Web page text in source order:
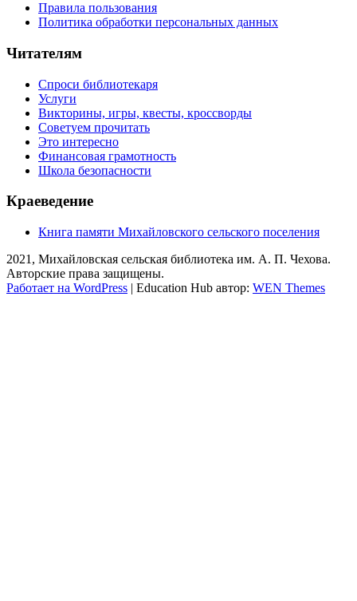
Правила пользования
Политика обработки персональных данных
Читателям
Спроси библиотекаря
Услуги
Викторины, игры, квесты, кроссворды
Советуем прочитать
Это интересно
Финансовая грамотность
Школа безопасности
Краеведение
Книга памяти Михайловского сельского поселения
2021, Михайловская сельская библиотека им. А. П. Чехова.
Авторские права защищены.
Работает на WordPress | Education Hub автор: WEN Themes